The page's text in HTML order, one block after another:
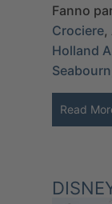
Fanno
Crociere,
Holland
Seabourn
Read